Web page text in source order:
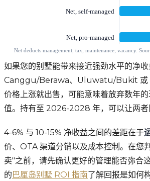
如果您的别墅能带来接近强劲水平的净
Canggu/Berawa、Uluwatu/Bukit 或
价格上涨就出售，可能意味着放弃数年
值。持有至 2026-2028 年，可以让两者
4-6% 与 10-15% 净收益之间的差距在于
价、OTA 渠道分销以及成本控制。在您
卖"之前，请先确认更好的管理能否弥合
的巴厘岛别墅 ROI 指南了解回报是如何